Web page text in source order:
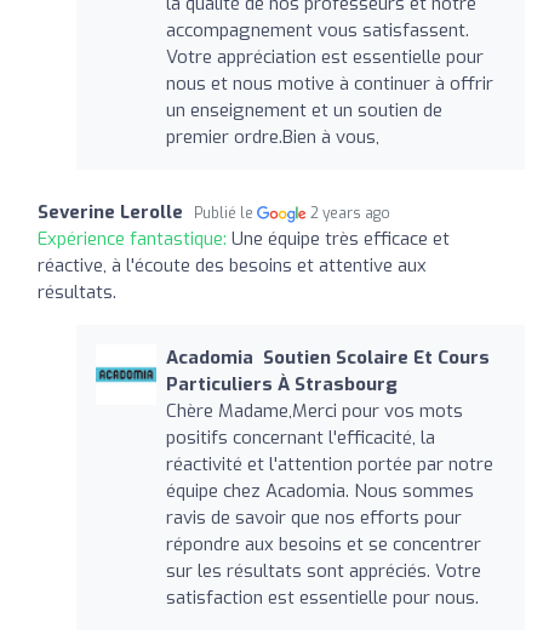
accompagnement vous satisfassent.
Votre appréciation est essentielle pour
nous et nous motive à continuer à offrir
un enseignement et un soutien de
premier ordre.Bien à vous,
Severine Lerolle Publié le 2 years ago
Expérience fantastique: Une équipe très efficace et
réactive, à l'écoute des besoins et attentive aux
résultats.
Acadomia ‍ Soutien Scolaire Et Cours
Particuliers À Strasbourg
Chère Madame,Merci pour vos mots
positifs concernant l'efficacité, la
réactivité et l'attention portée par notre
équipe chez Acadomia. Nous sommes
ravis de savoir que nos efforts pour
répondre aux besoins et se concentrer
sur les résultats sont appréciés. Votre
satisfaction est essentielle pour nous.